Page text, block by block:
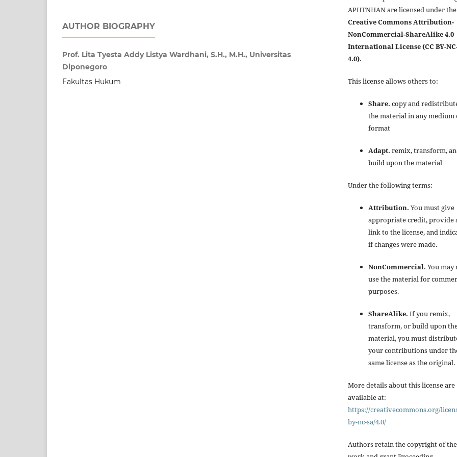
AUTHOR BIOGRAPHY
Prof. Lita Tyesta Addy Listya Wardhani, S.H., M.H., Universitas
Diponegoro
Fakultas Hukum
APHTNHAN are licensed under the
Creative Commons Attribution-
NonCommercial-ShareAlike 4.0
International License (CC BY-
4.0).
This license allows others to:
Share. copy and
the material in any medium
format
Adapt. remix, transform,
build upon the material
Under the following terms:
Attribution. You must give
appropriate credit, provide
link to the license, and
if changes were made.
NonCommercial. You may
use the material for
purposes.
ShareAlike. If you remix,
transform, or build upon
material, you must
your contributions under
same license as the original.
More details about this license are
available at:
https://creativecommons.org/
by-nc-sa/4.0/
Authors retain the copyright of